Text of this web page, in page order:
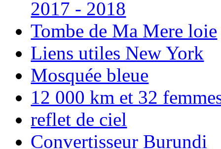
2017 - 2018
Tombe de Ma Mere loie
Liens utiles New York
Mosquée bleue
12 000 km et 32
reflet de ciel
Convertisseur Burundi